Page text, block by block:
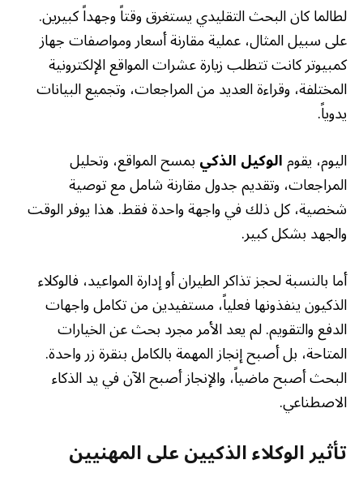
لطالما كان البحث التقليدي يستغرق وقتاً وجهداً كبيرين.
على سبيل المثال، عملية مقارنة أسعار ومواصفات جهاز
كمبيوتر كانت تتطلب زيارة عشرات المواقع الإلكترونية
المختلفة، وقراءة العديد من المراجعات، وتجميع البيانات
يدوياً.
اليوم، يقومالوكيل الذكيبمسح المواقع، وتحليل
المراجعات، وتقديم جدول مقارنة شامل مع توصية
شخصية، كل ذلك في واجهة واحدة فقط. هذا يوفر الوقت
والجهد بشكل كبير.
أما بالنسبة لحجز تذاكر الطيران أو إدارة المواعيد، فالوكلاء
الذكيون ينفذونها فعلياً، مستفيدين من تكامل واجهات
الدفع والتقويم. لم يعد الأمر مجرد بحث عن الخيارات
المتاحة، بل أصبح إنجاز المهمة بالكامل بنقرة زر واحدة.
البحث أصبح ماضياً، والإنجاز أصبح الآن في يد الذكاء
الاصطناعي.
تأثير الوكلاء الذكيين على المهنيين